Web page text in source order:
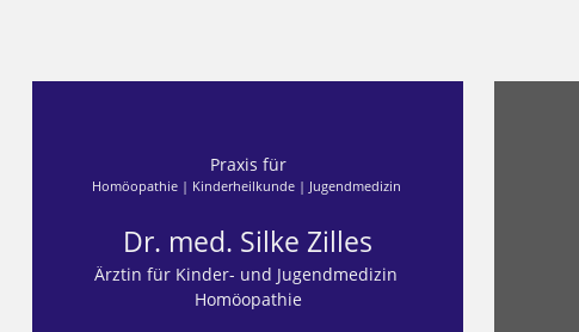
Praxis für
Homöopathie | Kinderheilkunde | Jugendmedizin
Dr. med. Silke Zilles
Ärztin für Kinder- und Jugendmedizin
Homöopathie